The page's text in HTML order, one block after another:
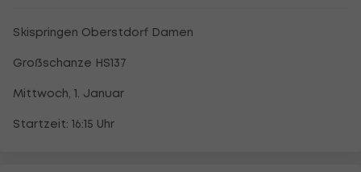
Skispringen Oberstdorf Damen
Großschanze HS137
Mittwoch, 1. Januar
Startzeit: 16:15 Uhr